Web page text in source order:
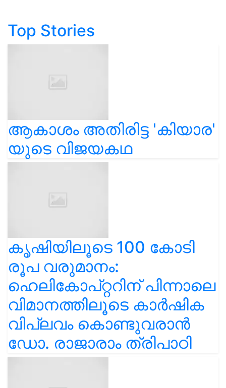
Top Stories
ആകാശം അതിരിട്ട 'കിയാര'
യുടെ വിജയകഥ
കൃഷിയിലൂടെ 100 കോടി
രൂപ വരുമാനം:
ഹെലികോപ്റ്ററിന് പിന്നാലെ
വിമാനത്തിലൂടെ കാർഷിക
വിപ്ലവം കൊണ്ടുവരാൻ
ഡോ. രാജാരാം ത്രിപാഠി